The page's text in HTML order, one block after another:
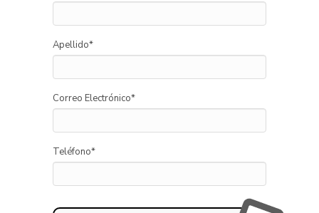
Apellido*
Correo Electrónico*
Teléfono*